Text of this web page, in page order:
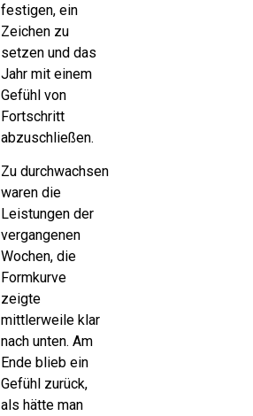
festigen, ein
Zeichen zu
setzen und das
Jahr mit einem
Gefühl von
Fortschritt
abzuschließen.
Zu durchwachsen
waren die
Leistungen der
vergangenen
Wochen, die
Formkurve
zeigte
mittlerweile klar
nach unten. Am
Ende blieb ein
Gefühl zurück,
als hätte man